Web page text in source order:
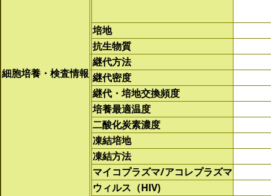
細胞培養・検査情報
培地
抗生物質
継代方法
継代密度
継代・培地交換頻度
培養最適温度
二酸化炭素濃度
凍結培地
凍結方法
マイコプラズマ/アコレプラズマ
ウィルス（HIV)